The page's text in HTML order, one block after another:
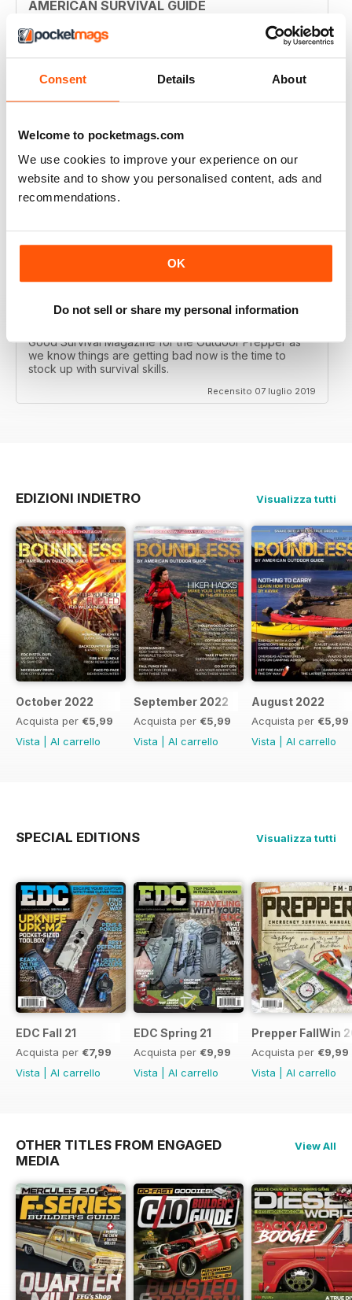
Consent Details About
Welcome to pocketmags.com
We use cookies to improve your experience on our
website and to show you personalised content, ads and
recommendations.
OK
Do not sell or share my personal information
AMERICAN SURVIVAL GUIDE
I have been a long time reader of the magazine.
Excellent content expressing real world scenarios.
Love the reviews on the latest gear. Awesome
HIGHLY INSPIRING
Lots of practical help
GOOD SURVIVAL MAGAZINE FOR THE
Good Survival Magazine for the Outdoor Prepper as
we know things are getting bad now is the time to
stock up with survival skills.
Recensito 07 luglio 2019
EDIZIONI INDIETRO Visualizza tutti
October 2022
Acquista per €5,99
Vista
Al carrello
September 2022
Acquista per €5,99
Vista
Al carrello
August 2022
Acquista per €5,99
Vista
Al carrello
SPECIAL EDITIONS Visualizza tutti
EDC Fall 21
Acquista per €7,99
Vista
Al carrello
EDC Spring 21
Acquista per €9,99
Vista
Al carrello
Prepper FallWin
Acquista per €9,99
Vista
Al carrello
OTHER TITLES FROM ENGAGED
MEDIA
View All